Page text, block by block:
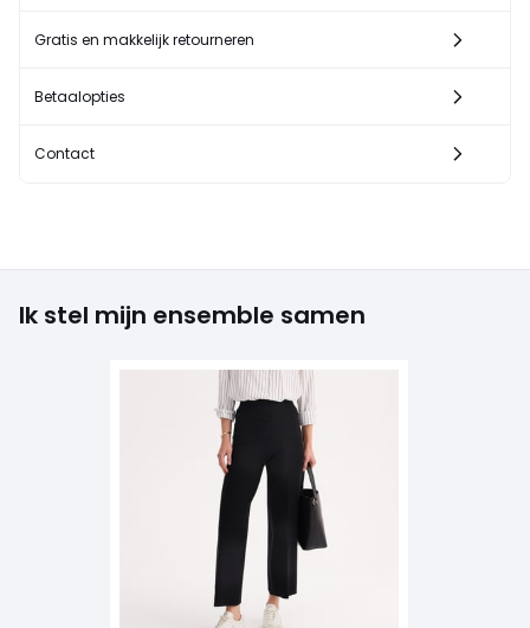
Gratis en makkelijk retourneren
Betaalopties
Contact
Ik stel mijn ensemble samen